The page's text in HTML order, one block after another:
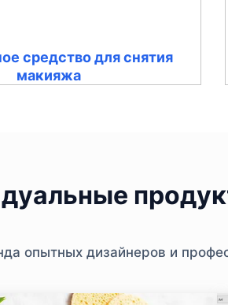
средство для снятия
макияжа
опытных дизайнеров и